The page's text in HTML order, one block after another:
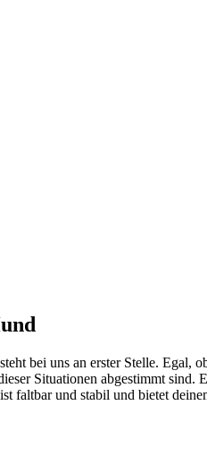
bei uns an erster Stelle. Egal,
Situationen abgestimmt sind.
ist faltbar und stabil und bietet